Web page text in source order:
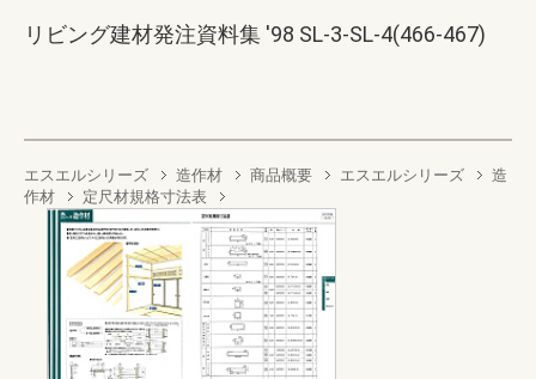
リビング建材発注資料集 '98 SL-3-SL-4(466-467)
エスエルシリーズ 造作材 商品概要 エスエルシリーズ
造
作材
定尺材規格寸法表